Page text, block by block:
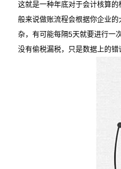
这就是一种年底对于会计核算
般来说做账流程会根据你企业
杂，有可能每隔5天就要进行一
没有偷税漏税，只是数据上的